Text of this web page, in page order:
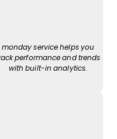
monday service helps you
performance and trends
with built-in analytics.